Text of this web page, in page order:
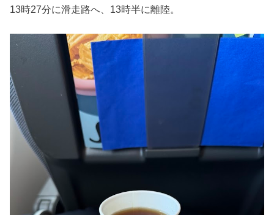
13時27分に滑走路へ、13時半に離陸。